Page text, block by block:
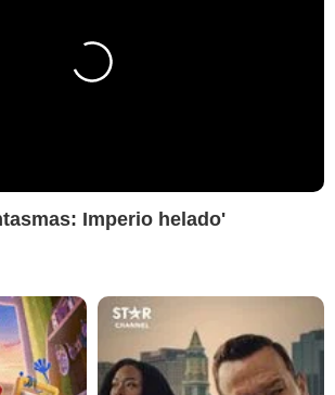
Imperio helado'